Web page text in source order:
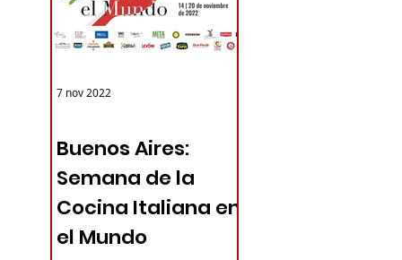
Buenos Aires:
Semana de la
Cocina Italiana en
el Mundo
7 nov 2022